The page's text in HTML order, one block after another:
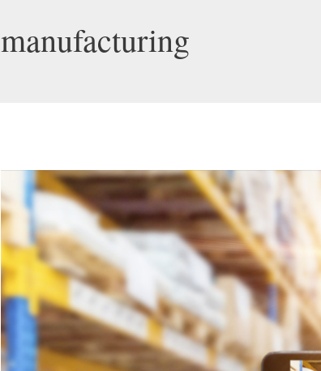
manufacturing